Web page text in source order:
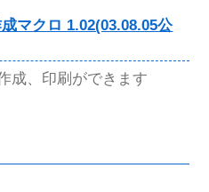
マクロ 1.02(03.08.05公
成、印刷ができます